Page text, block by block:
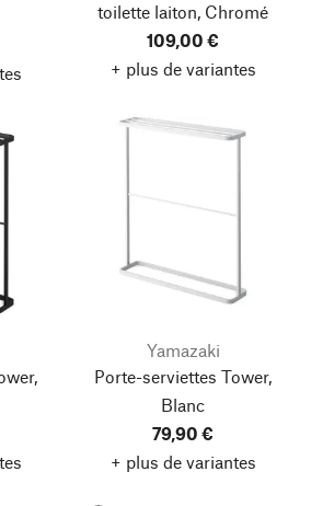
toilette laiton, Chromé
109,00 €
+ plus de variantes
Yamazaki
Porte-serviettes Tower,
Blanc
79,90 €
+ plus de variantes